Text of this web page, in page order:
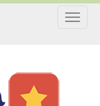
Toggle